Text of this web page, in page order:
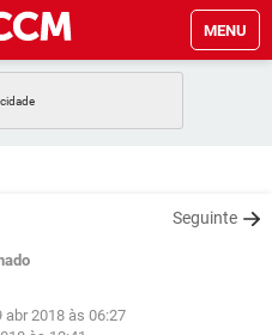
MENU
GMAIL
GMAIL
WHATSAPP
WHATSAPP
Seguinte
abr 2018 às 06:27